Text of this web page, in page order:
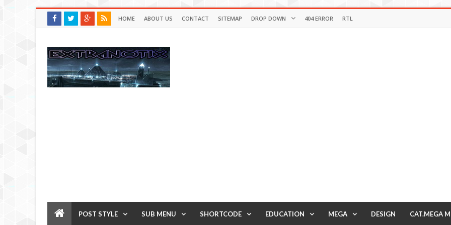
HOME ABOUT US CONTACT SITEMAP DROP DOWN 404 ERROR RTL
POST STYLE SUB MENU SHORTCODE EDUCATION MEGA DESIGN CAT.MEGA